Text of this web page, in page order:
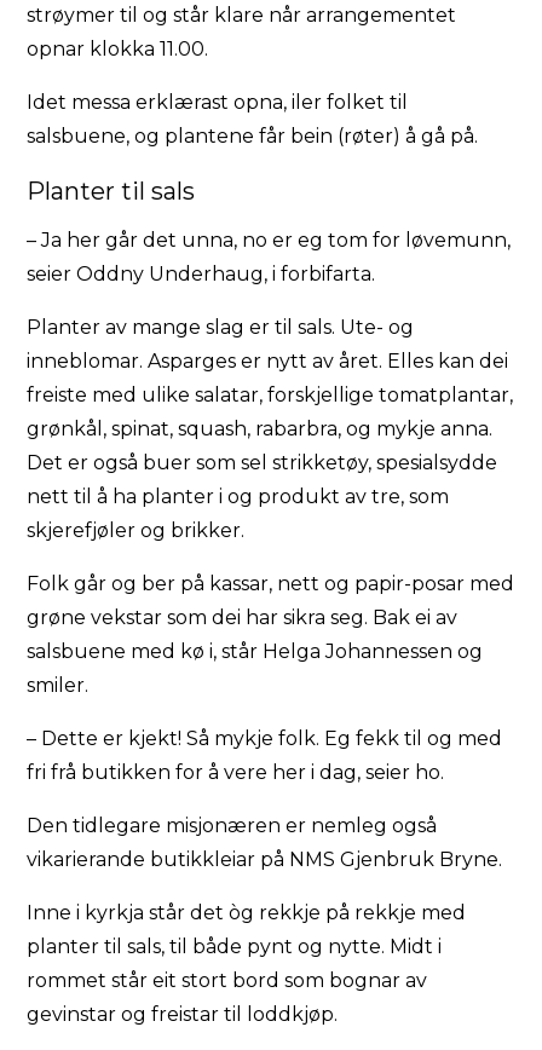
strøymer til og står klare når arrangementet
opnar klokka 11.00.
Idet messa erklærast opna, iler folket til
salsbuene, og plantene får bein (røter) å gå på.
Planter til sals
– Ja her går det unna, no er eg tom for løvemunn,
seier Oddny Underhaug, i forbifarta.
Planter av mange slag er til sals. Ute- og
inneblomar. Asparges er nytt av året. Elles kan dei
freiste med ulike salatar, forskjellige tomatplantar,
grønkål, spinat, squash, rabarbra, og mykje anna.
Det er også buer som sel strikketøy, spesialsydde
nett til å ha planter i og produkt av tre, som
skjerefjøler og brikker.
Folk går og ber på kassar, nett og papir-posar med
grøne vekstar som dei har sikra seg. Bak ei av
salsbuene med kø i, står Helga Johannessen og
smiler.
– Dette er kjekt! Så mykje folk. Eg fekk til og med
fri frå butikken for å vere her i dag, seier ho.
Den tidlegare misjonæren er nemleg også
vikarierande butikkleiar på NMS Gjenbruk Bryne.
Inne i kyrkja står det òg rekkje på rekkje med
planter til sals, til både pynt og nytte. Midt i
rommet står eit stort bord som bognar av
gevinstar og freistar til loddkjøp.